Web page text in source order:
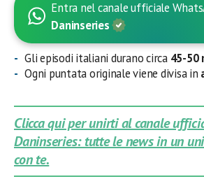
Entra nel canale ufficiale
Daninseries
Gli episodi italiani durano circa 45-50
Ogni puntata originale viene divisa in
Clicca qui per unirti al canale
Daninseries: tutte le news in un
con te.